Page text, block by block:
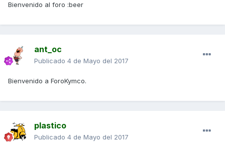
Bienvenido al foro :beer
ant_oc
Publicado 4 de Mayo del 2017
Bienvenido a ForoKymco.
plastico
Publicado 4 de Mayo del 2017